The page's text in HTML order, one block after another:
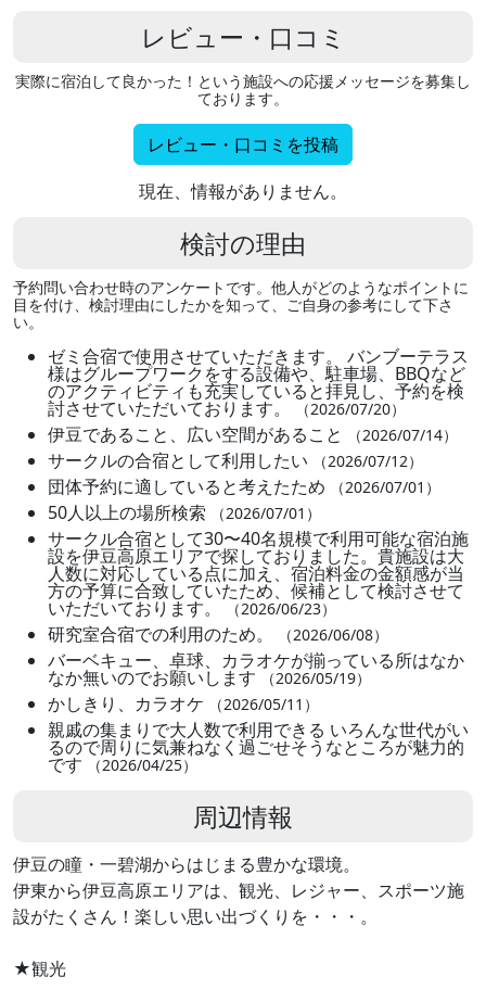
レビュー・口コミ
実際に宿泊して良かった！という施設への応援メッセージを募集し
ております。
レビュー・口コミを投稿
現在、情報がありません。
検討の理由
予約問い合わせ時のアンケートです。他人がどのようなポイントに
目を付け、検討理由にしたかを知って、ご自身の参考にして下さ
い。
ゼミ合宿で使用させていただきます。 バンブーテラス
様はグループワークをする設備や、駐車場、BBQなど
のアクティビティも充実していると拝見し、予約を検
討させていただいております。 （2026/07/20）
伊豆であること、広い空間があること （2026/07/14）
サークルの合宿として利用したい （2026/07/12）
団体予約に適していると考えたため （2026/07/01）
50人以上の場所検索 （2026/07/01）
サークル合宿として30〜40名規模で利用可能な宿泊施
設を伊豆高原エリアで探しておりました。貴施設は大
人数に対応している点に加え、宿泊料金の金額感が当
方の予算に合致していたため、候補として検討させて
いただいております。 （2026/06/23）
研究室合宿での利用のため。 （2026/06/08）
バーベキュー、卓球、カラオケが揃っている所はなか
なか無いのでお願いします （2026/05/19）
かしきり、カラオケ （2026/05/11）
親戚の集まりで大人数で利用できる いろんな世代がい
るので周りに気兼ねなく過ごせそうなところが魅力的
です （2026/04/25）
周辺情報
伊豆の瞳・一碧湖からはじまる豊かな環境。
伊東から伊豆高原エリアは、観光、レジャー、スポーツ施
設がたくさん！楽しい思い出づくりを・・・。
★観光